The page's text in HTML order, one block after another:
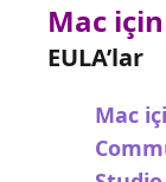
Mac
EULA’lar
Mac